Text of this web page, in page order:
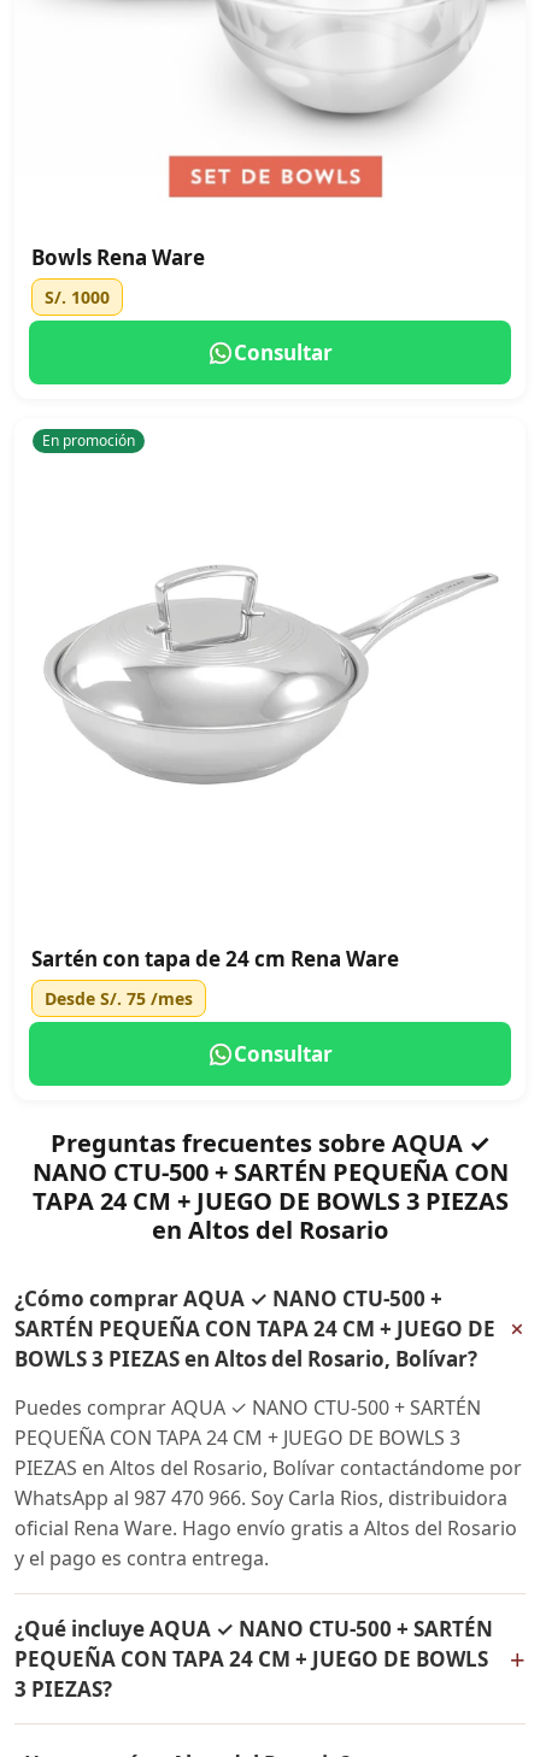
Bowls Rena Ware
S/. 1000
Consultar
En promoción
Sartén con tapa de 24 cm Rena Ware
Desde S/. 75 /mes
Consultar
Preguntas frecuentes sobre AQUA ✓
NANO CTU-500 + SARTÉN PEQUEÑA CON
TAPA 24 CM + JUEGO DE BOWLS 3 PIEZAS
en Altos del Rosario
¿Cómo comprar AQUA ✓ NANO CTU-500 +
SARTÉN PEQUEÑA CON TAPA 24 CM + JUEGO DE
BOWLS 3 PIEZAS en Altos del Rosario, Bolívar?
+
Puedes comprar AQUA ✓ NANO CTU-500 + SARTÉN
PEQUEÑA CON TAPA 24 CM + JUEGO DE BOWLS 3
PIEZAS en Altos del Rosario, Bolívar contactándome por
WhatsApp al 987 470 966. Soy Carla Rios, distribuidora
oficial Rena Ware. Hago envío gratis a Altos del Rosario
y el pago es contra entrega.
¿Qué incluye AQUA ✓ NANO CTU-500 + SARTÉN
PEQUEÑA CON TAPA 24 CM + JUEGO DE BOWLS
3 PIEZAS?
+